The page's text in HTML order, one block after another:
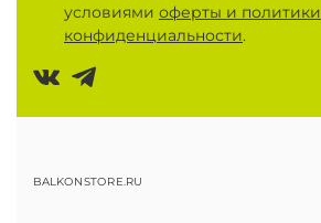
условиями оферты и политики
конфиденциальности.
BALKONSTORE.RU